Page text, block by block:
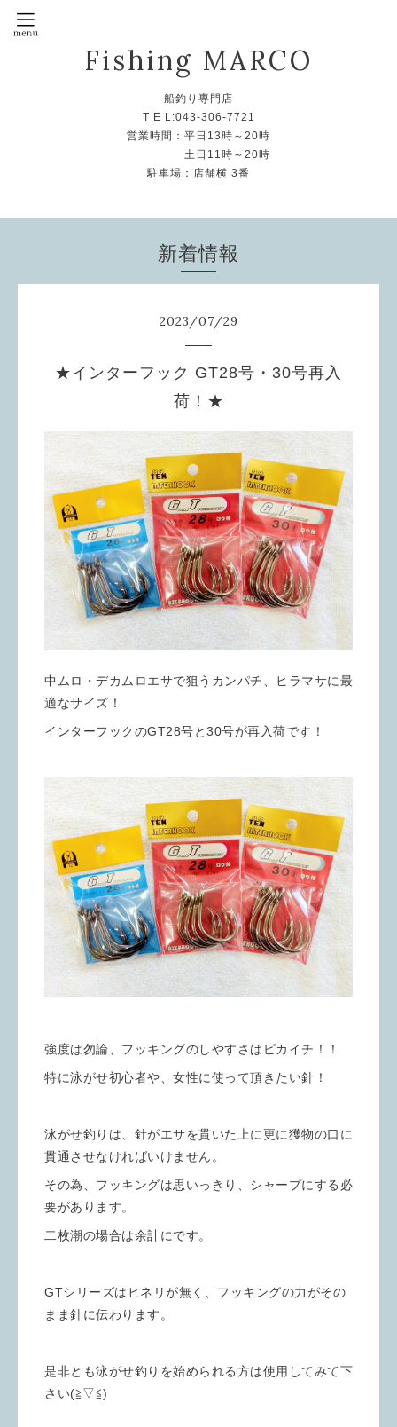
Fishing MARCO
船釣り専門店
T E L:043-306-7721
営業時間：平日13時～20時
土日11時～20時
駐車場：店舗横 3番
新着情報
2023/07/29
★インターフック GT28号・30号再入
荷！★
中ムロ・デカムロエサで狙うカンパチ、ヒラマサに最
適なサイズ！
インターフックのGT28号と30号が再入荷です！
強度は勿論、フッキングのしやすさはピカイチ！！
特に泳がせ初心者や、女性に使って頂きたい針！
泳がせ釣りは、針がエサを貫いた上に更に獲物の口に
貫通させなければいけません。
その為、フッキングは思いっきり、シャープにする必
要があります。
二枚潮の場合は余計にです。
GTシリーズはヒネリが無く、フッキングの力がその
まま針に伝わります。
是非とも泳がせ釣りを始められる方は使用してみて下
さい(≧▽≦)